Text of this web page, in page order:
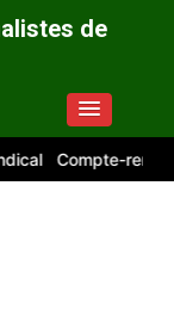
de
Compte-rendu